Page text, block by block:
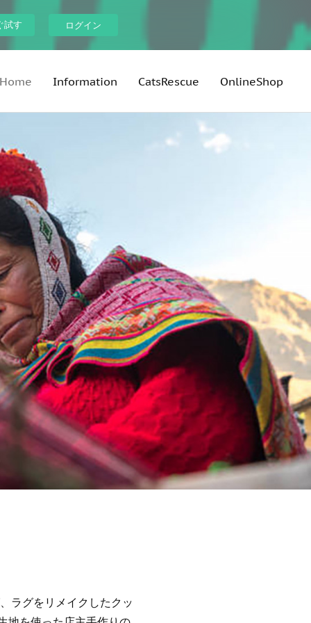
試す ログイン
Home Information CatsRescue OnlineShop
ラグをリメイクしたクッ